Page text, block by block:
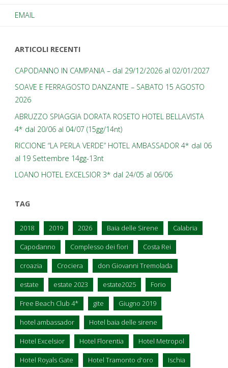
EMAIL
ARTICOLI RECENTI
CAPODANNO IN CAMPANIA – dal 29/12/2026 al 02/01/2027
SOAVE E FERRAGOSTO DANZANTE – SABATO 15 AGOSTO
2026
ABRUZZO SPIAGGIA DORATA ROSETO HOTEL BELLAVISTA
4* dal 20/06 al 04/07 (15gg/14nt)
RICCIONE “LA PERLA VERDE” HOTEL AMBASSADOR 4* dal 06
al 19 Settembre 14gg-13nt
LOANO HOTEL EXCELSIOR 3* dal 24/05 al 06/06
TAG
2018 2019 2026 Baia delle Sirene Calabria
Capodanno Complesso dei fiori Costa Rei
croazia Crociera don Giovanni Tremolada
estate estate 2023 estate2025 Forio
Free Beach Club 4* gite Giugno 2019
hotel ambassador Hotel baia delle sirene
Hotel Excelsior Hotel Florentia Hotel Metropol
Hotel Royals Gate Hotel Tramonto d'oro Ischia